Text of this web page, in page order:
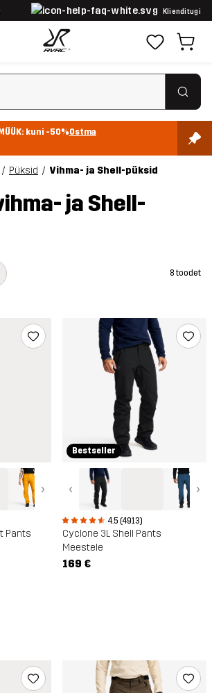
Klienditugi
kuni -50%Ostma
Püksid Vihma- ja Shell-püksid
ja Shell-
8 toodet
›
Pants
Bestseller
‹ ›
4.5 (4913)
Cyclone 3L Shell Pants
Meestele
169 €